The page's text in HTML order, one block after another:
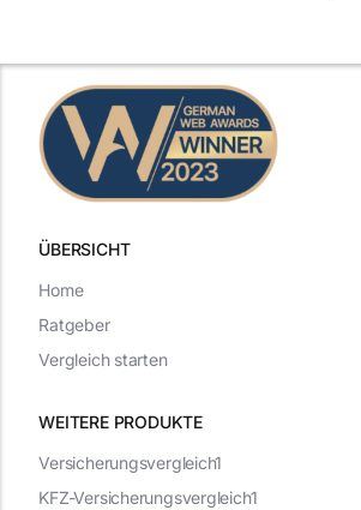
Vorstellungsgespräch
ÜBERSICHT
WEITERE PRODUKTE
Versicherungsvergleich1
KFZ-Versicherungsvergleich1
Home
Ratgeber
Vergleich starten